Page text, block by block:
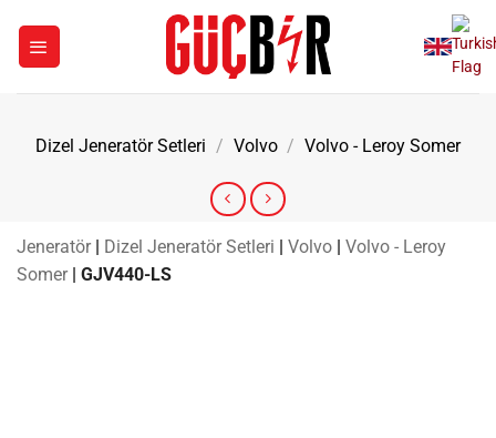
Dizel Jeneratör Setleri / Volvo / Volvo - Leroy Somer
Jeneratör | Dizel Jeneratör Setleri | Volvo | Volvo - Leroy
Somer | GJV440-LS